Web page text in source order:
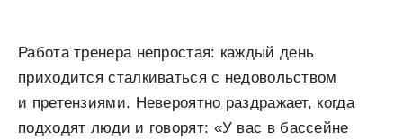
Работа тренера непростая: каждый день
приходится сталкиваться c недовольством
и претензиями. Невероятно раздражает, когда
подходят люди и говорят: «У вас в бассейне